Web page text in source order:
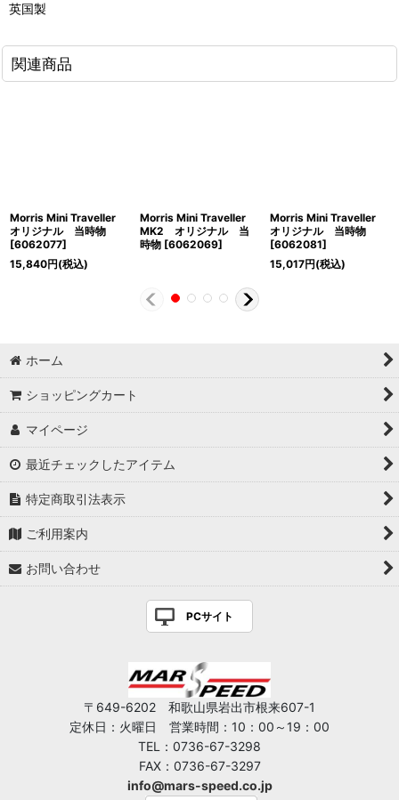
英国製
関連商品
Morris Mini Traveller
オリジナル 当時物
[6062077]
15,840円(税込)
Morris Mini Traveller
MK2 オリジナル 当
時物 [6062069]
Morris Mini Traveller
オリジナル 当時物
[6062081]
15,017円(税込)
ホーム
ショッピングカート
マイページ
最近チェックしたアイテム
特定商取引法表示
ご利用案内
お問い合わせ
PCサイト
〒649-6202 和歌山県岩出市根来607-1
定休日：火曜日 営業時間：10：00～19：00
TEL：0736-67-3298
FAX：0736-67-3297
info@mars-speed.co.jp